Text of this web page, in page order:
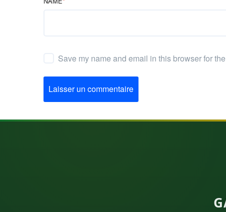
Save my name and email in this browser for
Laisser un commentaire